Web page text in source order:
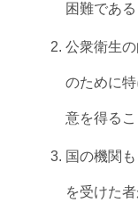
困難である
公衆衛生
のために
意を得る
国の機関
を受けた